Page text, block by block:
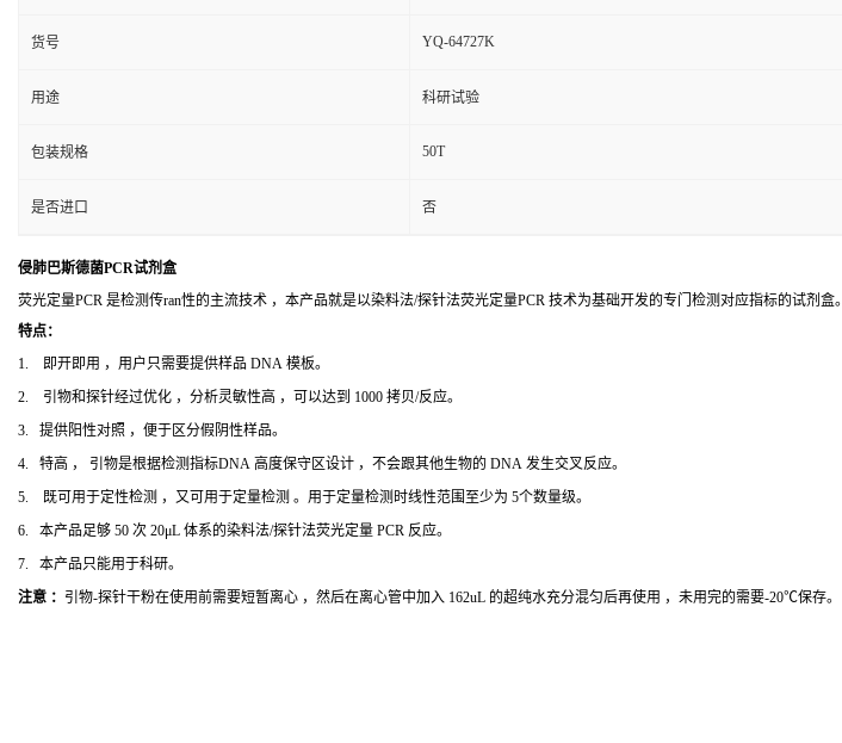
货号 YQ-64727K
用途 科研试验
包装规格 50T
是否进口 否
侵肺巴斯德菌PCR试剂盒
荧光定量PCR 是检测传ran性的主流技术 ，本产品就是以染料法/探针法荧光定量PCR 技术为基础开发的专门检测对应指标的试剂盒。
特点：
1. 即开即用 ，用户只需要提供样品 DNA 模板。
2. 引物和探针经过优化 ，分析灵敏性高 ，可以达到 1000 拷贝/反应。
3. 提供阳性对照 ，便于区分假阴性样品。
4. 特高 ， 引物是根据检测指标DNA 高度保守区设计 ，不会跟其他生物的 DNA 发生交叉反应。
5. 既可用于定性检测 ，又可用于定量检测 。用于定量检测时线性范围至少为 5个数量级。
6. 本产品足够 50 次 20μL 体系的染料法/探针法荧光定量 PCR 反应。
7. 本产品只能用于科研。
注意 ： 引物-探针干粉在使用前需要短暂离心 ，然后在离心管中加入 162uL 的超纯水充分混匀后再使用 ，未用完的需要-20℃保存。